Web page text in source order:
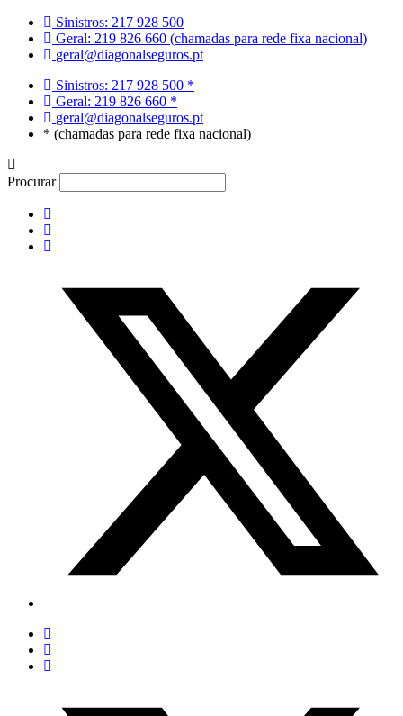
Pular
para
Sinistros: 217 928 500
Geral: 219 826 660 (chamadas para rede fixa nacional)
geral@diagonalseguros.pt
Sinistros: 217 928 500 *
Geral: 219 826 660 *
geral@diagonalseguros.pt
* (chamadas para rede fixa nacional)
Procurar